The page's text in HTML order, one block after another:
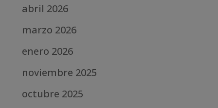
abril 2026
marzo 2026
enero 2026
noviembre 2025
octubre 2025